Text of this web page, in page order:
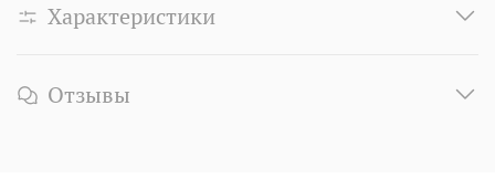
Характеристики
Отзывы